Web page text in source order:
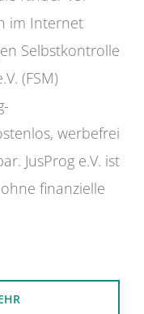
im Internet
Selbstkontrolle
(FSM)
werbefrei
JusProg e.V. ist
finanzielle